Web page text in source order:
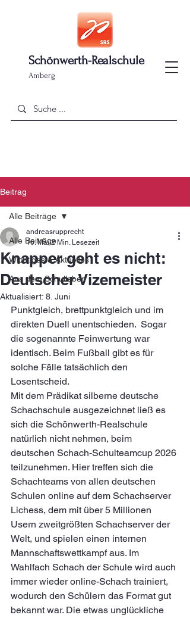
Schönwerth-Realschule
Amberg
Beitrag
Alle Beiträge
Wichtiges & Aktuelles
Aus dem Schulleben
Alle Beiträge
Knapper geht es nicht:
Deutscher Vizemeister
andreasrupprecht
16. Mai 2 Min. Lesezeit
Aktualisiert: 8. Juni
Punktgleich, brettpunktgleich und im
direkten Duell unentschieden.  Sogar
die sogenannte Feinwertung war
identisch. Beim Fußball gibt es für
solche Fälle tatsächlich den
Losentscheid.
Mit dem Prädikat silberne deutsche
Schachschule ausgezeichnet ließ es
sich die Schönwerth-Realschule
natürlich nicht nehmen, beim
deutschen Schach-Schulteamcup 2026
teilzunehmen. Hier treffen sich die
Schachteams von allen deutschen
Schulen online auf dem Schachserver
Lichess, dem mit über 5 Millionen
Usern zweitgrößten Schachserver der
Welt, und spielen einen internen
Mannschaftswettkampf aus. Im
Wahlfach Schach der Schule wird auch
immer wieder online-Schach trainiert,
wodurch den Schülern das Format gut
bekannt war. Die etwas unglückliche